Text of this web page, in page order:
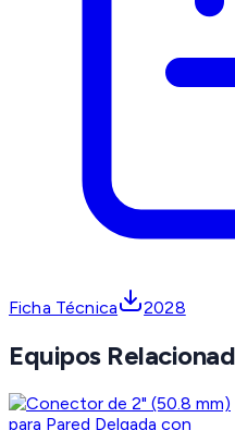
Ficha Técnica 2028
Equipos